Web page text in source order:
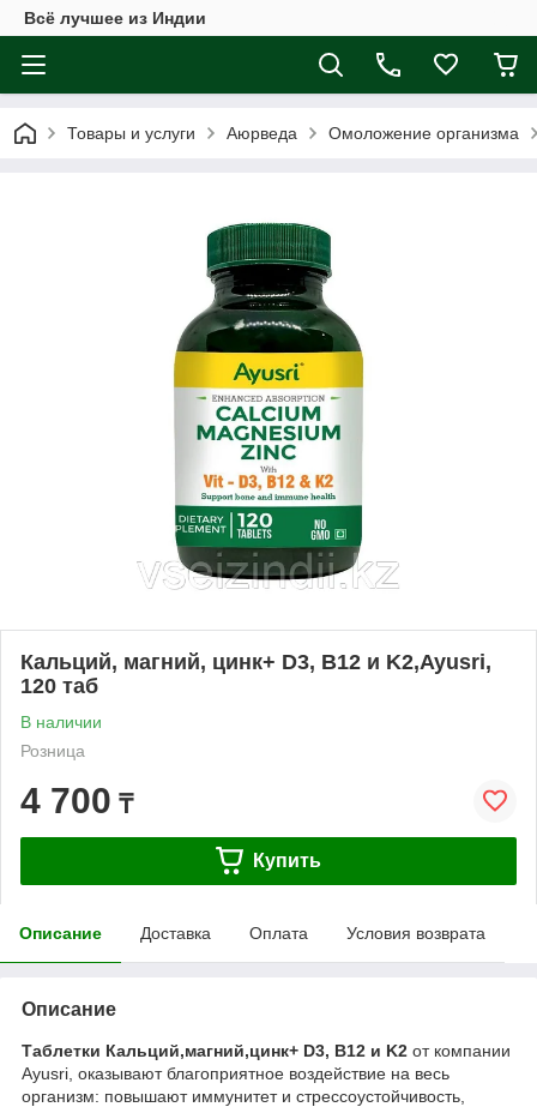
Всё лучшее из Индии
Товары и услуги Аюрведа Омоложение организма
Кальций, магний, цинк+ D3, B12 и K2,Ayusri,
120 таб
В наличии
Розница
4 700 ₸
Купить
Описание Доставка Оплата Условия возврата
Описание
Таблетки Кальций,магний,цинк+ D3, B12 и K2 от компании
Ayusri, оказывают благоприятное воздействие на весь
организм: повышают иммунитет и стрессоустойчивость,